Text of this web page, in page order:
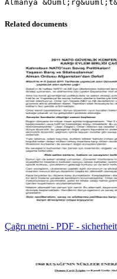
Related documents
Çağrı metni - PDF -